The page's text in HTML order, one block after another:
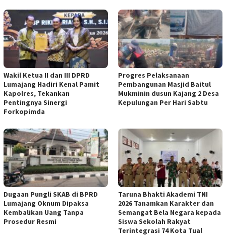
Wakil Ketua II dan III DPRD
Lumajang Hadiri Kenal Pamit
Kapolres, Tekankan
Pentingnya Sinergi
Forkopimda
Progres Pelaksanaan
Pembangunan Masjid Baitul
Mukminin dusun Kajang 2 Desa
Kepulungan Per Hari Sabtu
Dugaan Pungli SKAB di BPRD
Lumajang Oknum Dipaksa
Kembalikan Uang Tanpa
Prosedur Resmi
Taruna Bhakti Akademi TNI
2026 Tanamkan Karakter dan
Semangat Bela Negara kepada
Siswa Sekolah Rakyat
Terintegrasi 74 Kota Tual